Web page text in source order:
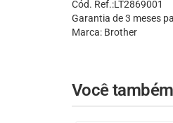
Cód. Ref.:LT2869001
Garantia de 3 meses
Marca: Brother
Você